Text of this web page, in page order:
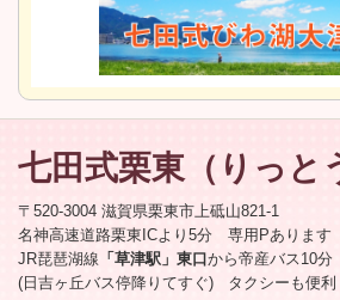
七田式栗東（りっと
〒520-3004 滋賀県栗東市上砥山821-1
名神高速道路栗東ICより5分 専用Pあります
JR琵琶湖線 「草津駅」東口から帝産バス10分
(日吉ヶ丘バス停降りてすぐ) タクシーも便利